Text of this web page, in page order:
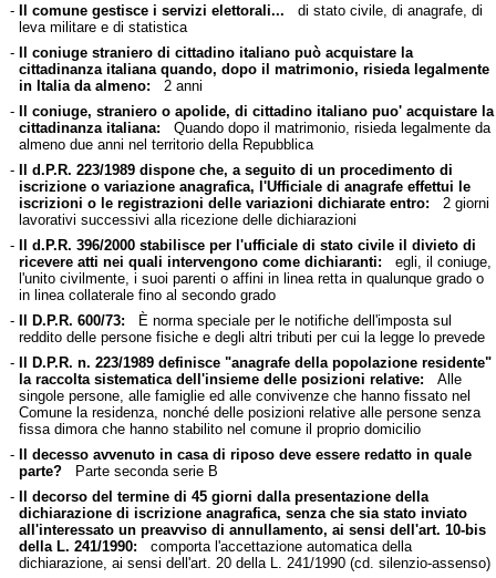
- Il comune gestisce i servizi elettorali... di stato civile, di anagrafe, di
leva militare e di statistica
- Il coniuge straniero di cittadino italiano può acquistare la
cittadinanza italiana quando, dopo il matrimonio, risieda legalmente
in Italia da almeno: 2 anni
- Il coniuge, straniero o apolide, di cittadino italiano puo' acquistare la
cittadinanza italiana: Quando dopo il matrimonio, risieda legalmente da
almeno due anni nel territorio della Repubblica
- Il d.P.R. 223/1989 dispone che, a seguito di un procedimento di
iscrizione o variazione anagrafica, l'Ufficiale di anagrafe effettui le
iscrizioni o le registrazioni delle variazioni dichiarate entro: 2 giorni
lavorativi successivi alla ricezione delle dichiarazioni
- Il d.P.R. 396/2000 stabilisce per l'ufficiale di stato civile il divieto di
ricevere atti nei quali intervengono come dichiaranti: egli, il coniuge,
l'unito civilmente, i suoi parenti o affini in linea retta in qualunque grado o
in linea collaterale fino al secondo grado
- Il D.P.R. 600/73: È norma speciale per le notifiche dell'imposta sul
reddito delle persone fisiche e degli altri tributi per cui la legge lo prevede
- Il D.P.R. n. 223/1989 definisce "anagrafe della popolazione residente"
la raccolta sistematica dell'insieme delle posizioni relative: Alle
singole persone, alle famiglie ed alle convivenze che hanno fissato nel
Comune la residenza, nonché delle posizioni relative alle persone senza
fissa dimora che hanno stabilito nel comune il proprio domicilio
- Il decesso avvenuto in casa di riposo deve essere redatto in quale
parte?Parte seconda serie B
- Il decorso del termine di 45 giorni dalla presentazione della
dichiarazione di iscrizione anagrafica, senza che sia stato inviato
all'interessato un preavviso di annullamento, ai sensi dell'art. 10-bis
della L. 241/1990: comporta l'accettazione automatica della
dichiarazione, ai sensi dell'art. 20 della L. 241/1990 (cd. silenzio-assenso)